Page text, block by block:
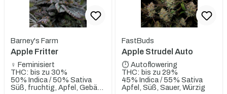
Barney's Farm
Apple Fritter
♀ Feminisiert
THC: bis zu 30%
50% Indica / 50% Sativa
FastBuds
Apple Strudel Auto
⏱ Autoflowering
THC: bis zu 29%
45% Indica / 55% Sativa
Apfel, Süß, Sauer, Würzig